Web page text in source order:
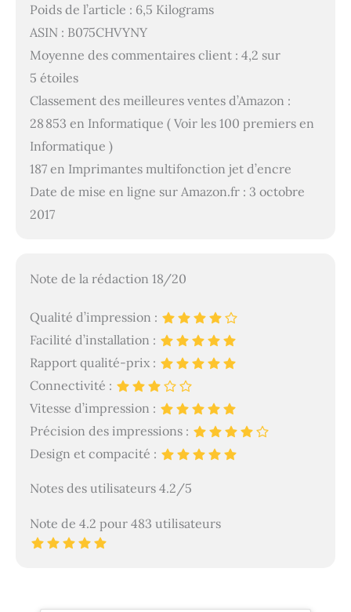
Poids de l’article : 6,5 Kilograms
ASIN : B075CHVYNY
Moyenne des commentaires client : 4,2 sur
5 étoiles
Classement des meilleures ventes d’Amazon :
28 853 en Informatique ( Voir les 100 premiers en
Informatique )
187 en Imprimantes multifonction jet d’encre
Date de mise en ligne sur Amazon.fr : 3 octobre
2017
Note de la rédaction 18/20
Qualité d’impression :
Facilité d’installation :
Rapport qualité-prix :
Connectivité :
Vitesse d’impression :
Précision des impressions :
Design et compacité :
Notes des utilisateurs 4.2/5
Note de 4.2 pour 483 utilisateurs